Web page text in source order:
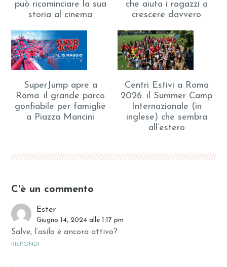
può ricominciare la sua
storia al cinema
che aiuta i ragazzi a
crescere davvero
SuperJump apre a
Roma: il grande parco
gonfiabile per famiglie
a Piazza Mancini
Centri Estivi a Roma
2026: il Summer Camp
Internazionale (in
inglese) che sembra
all’estero
C'è un commento
Ester
Giugno 14, 2024 alle 1:17 pm
Salve, l’asilo è ancora attivo?
RISPONDI